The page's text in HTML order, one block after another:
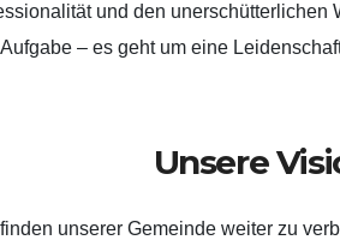
und den
– es geht um eine
Unsere
unserer Gemeinde weiter zu